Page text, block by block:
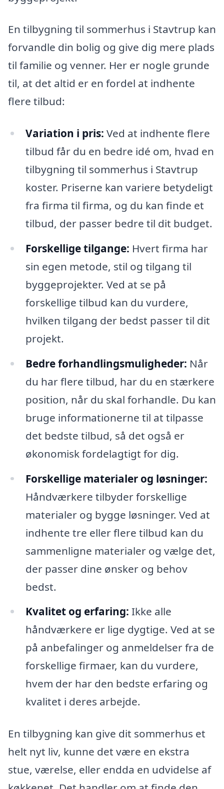
En tilbygning til sommerhus i Stavtrup kan
forvandle din bolig og give dig mere plads
til familie og venner. Her er nogle grunde
til, at det altid er en fordel at indhente
flere tilbud:
Variation i pris: Ved at indhente flere
tilbud får du en bedre idé om, hvad en
tilbygning til sommerhus i Stavtrup
koster. Priserne kan variere betydeligt
fra firma til firma, og du kan finde et
tilbud, der passer bedre til dit budget.
Forskellige tilgange: Hvert firma har
sin egen metode, stil og tilgang til
byggeprojekter. Ved at se på
forskellige tilbud kan du vurdere,
hvilken tilgang der bedst passer til dit
projekt.
Bedre forhandlingsmuligheder: Når
du har flere tilbud, har du en stærkere
position, når du skal forhandle. Du kan
bruge informationerne til at tilpasse
det bedste tilbud, så det også er
økonomisk fordelagtigt for dig.
Forskellige materialer og løsninger:
Håndværkere tilbyder forskellige
materialer og bygge løsninger. Ved at
indhente tre eller flere tilbud kan du
sammenligne materialer og vælge det,
der passer dine ønsker og behov
bedst.
Kvalitet og erfaring: Ikke alle
håndværkere er lige dygtige. Ved at se
på anbefalinger og anmeldelser fra de
forskellige firmaer, kan du vurdere,
hvem der har den bedste erfaring og
kvalitet i deres arbejde.
En tilbygning kan give dit sommerhus et
helt nyt liv, kunne det være en ekstra
stue, værelse, eller endda en udvidelse af